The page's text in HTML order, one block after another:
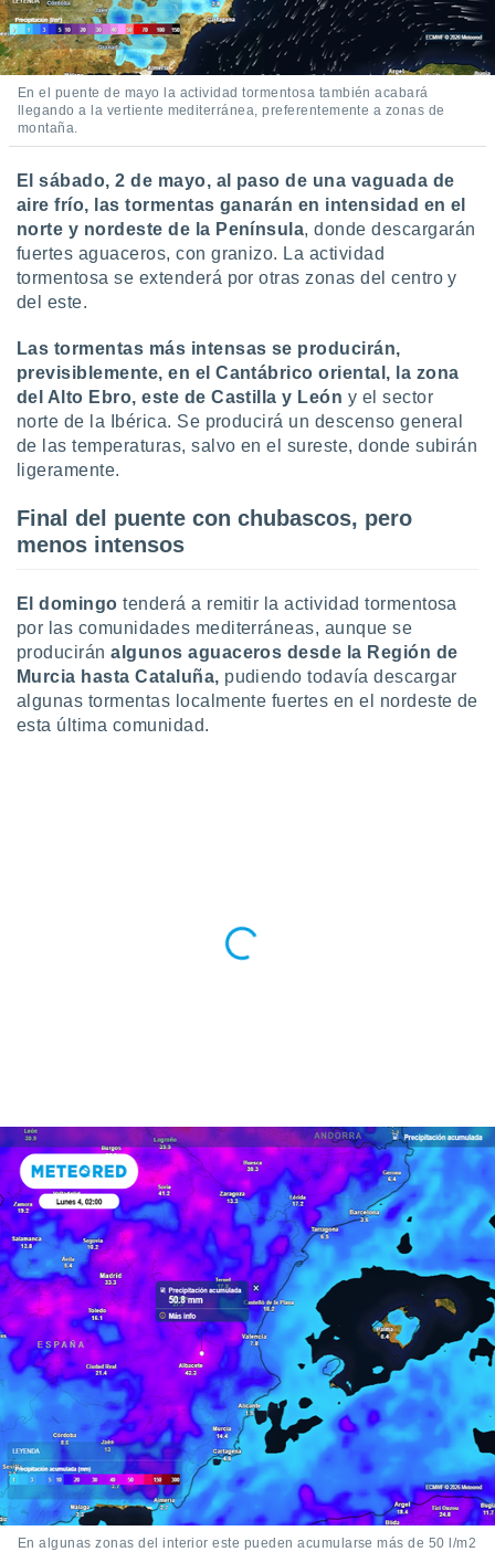
utilizar
crear un
contenido
medir el
la
del
o a través
de
de
uso de
con el
mediante
publicidad
publicidad
En el puente de mayo la actividad tormentosa también acabará
llegando a la vertiente mediterránea, preferentemente a zonas de
montaña.
El sábado, 2 de mayo, al paso de una vaguada de
aire frío, las tormentas ganarán en intensidad en el
norte y nordeste de la Península, donde descargarán
fuertes aguaceros, con granizo. La actividad
tormentosa se extenderá por otras zonas del centro y
del este.
Las tormentas más intensas se producirán,
previsiblemente, en el Cantábrico oriental, la zona
del Alto Ebro, este de Castilla y León y el sector
norte de la Ibérica. Se producirá un descenso general
de las temperaturas, salvo en el sureste, donde subirán
ligeramente.
Final del puente con chubascos, pero
menos intensos
El domingotenderá a remitir la actividad tormentosa
por las comunidades mediterráneas, aunque se
produciránalgunos aguaceros desde la Región de
Murcia hasta Cataluña, pudiendo todavía descargar
algunas tormentas localmente fuertes en el nordeste de
esta última comunidad.
En algunas zonas del interior este pueden acumularse más de 50 l/m2